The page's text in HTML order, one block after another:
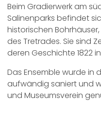
Beim Gradierwerk am
Salinenparks befindet
historischen
des Tretrades. Sie sind
deren Geschichte 1822
Das Ensemble wurde in
aufwändig saniert und
und Museumsverein